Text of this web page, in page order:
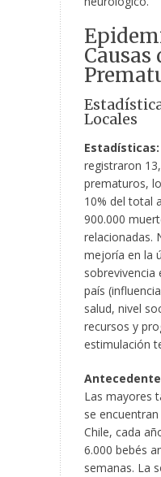
Causas
Locales
Estadísticas:
registraron
prematuros,
10% del total
900.000
relacionadas.
mejoría en la
sobrevivencia
país
salud, nivel
recursos y
estimulación
Las mayores
se
Chile, cada
6.000 bebés
semanas. La